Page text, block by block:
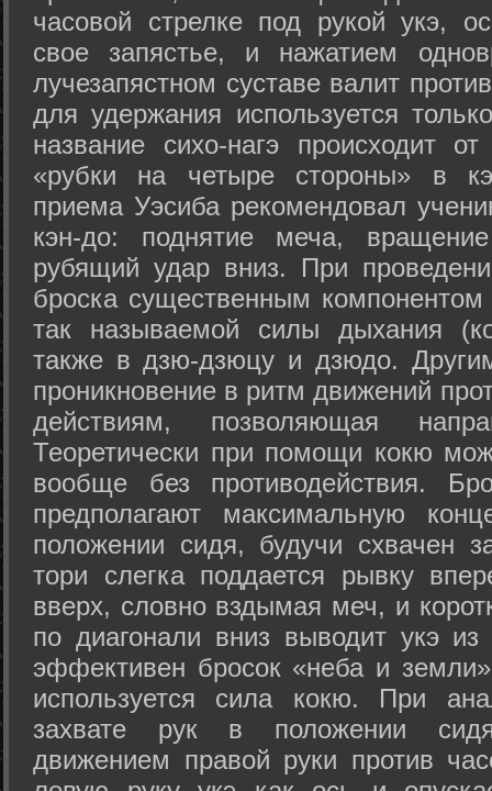
часовой стрелке под рукой укэ,
свое запястье, и нажатием
лучезапястном суставе валит
для удержания используется
название сихо-нагэ происходит
«рубки на четыре стороны» в
приема Уэсиба рекомендовал
кэн-до: поднятие меча,
рубящий удар вниз. При
броска существенным компонентом
так называемой силы дыхания
также в дзю-дзюцу и дзюдо.
проникновение в ритм движений
действиям, позволяющая
Теоретически при помощи кокю
вообще без противодействия.
предполагают максимальную
положении сидя, будучи схвачен
тори слегка поддается рывку
вверх, словно вздымая меч, и
по диагонали вниз выводит укэ
эффективен бросок «неба и
используется сила кокю. При
захвате рук в положении
движением правой руки против